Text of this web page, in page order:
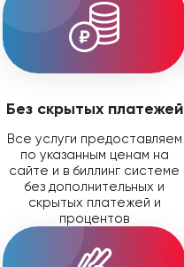
Без скрытых платежей
Все услуги предоставляем
по указанным ценам на
сайте и в биллинг системе
без дополнительных и
скрытых платежей и
процентов